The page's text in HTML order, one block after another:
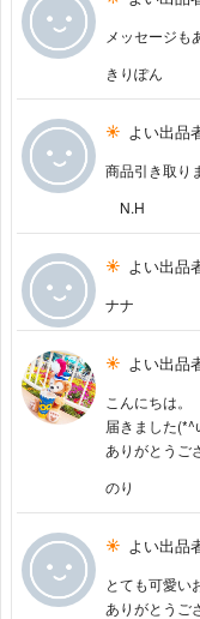
メッセージも
きりぽん
よい出品
商品引き取り
N.H
よい出品
ナナ
よい出品
こんにちは。
届きました
ありがとうご
のり
よい出品
とても可愛い
ありがとうご